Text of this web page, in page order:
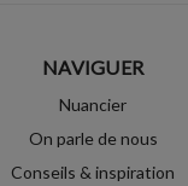
NAVIGUER
Nuancier
On parle de nous
Conseils & inspiration